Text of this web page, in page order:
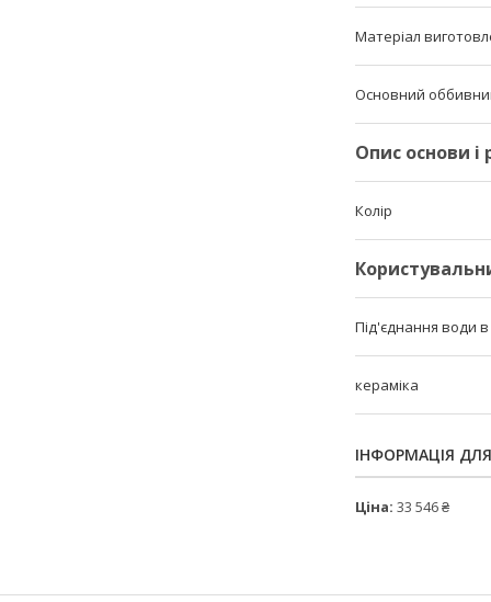
Матеріал
Основний
Опис основи і
Колір
Під'єднання води в
кераміка
ІНФОРМАЦІЯ
Ціна: 33 546 ₴